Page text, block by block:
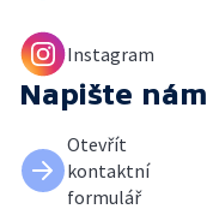
Instagram
Napište nám
Otevřít
kontaktní
formulář